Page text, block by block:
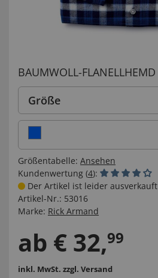
BAUMWOLL-FLANELLHEMD
Größe
Größentabelle: Ansehen
Kundenwertung (4):
Der Artikel ist leider ausverkauft
Artikel-Nr.: 53016
Marke: Rick Armand
ab € 32,99
inkl. MwSt. zzgl. Versand